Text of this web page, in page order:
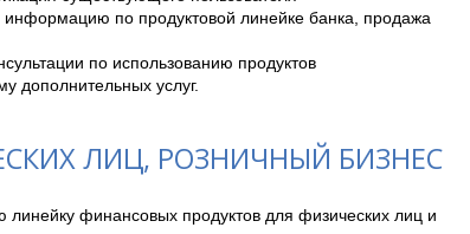
по продуктовой линейке банка, продажа
по использованию продуктов
дополнительных услуг.
ЛИЦ, РОЗНИЧНЫЙ БИЗНЕС
финансовых продуктов для физических лиц и